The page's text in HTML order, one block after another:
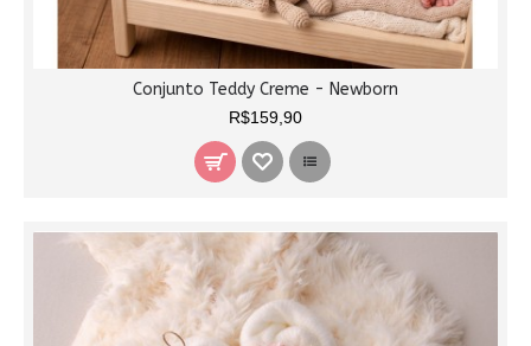
Conjunto Teddy Creme - Newborn
R$159,90